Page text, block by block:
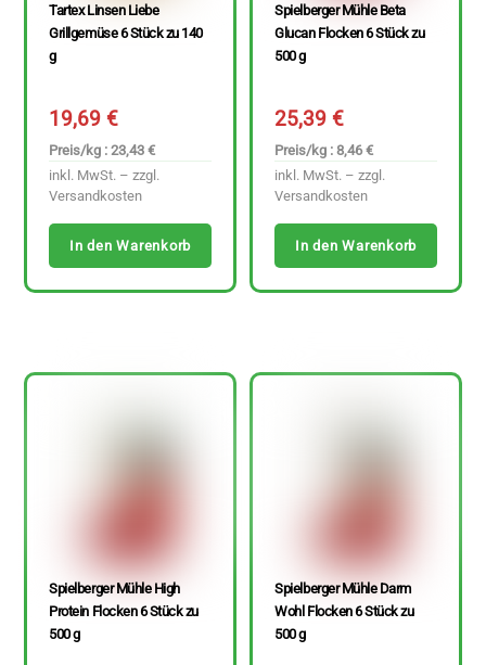
Tartex Linsen Liebe
Grillgemüse 6 Stück zu 140
g
19,69€
Preis/kg : 23,43 €
inkl. MwSt. – zzgl.
Versandkosten
In den Warenkorb
Spielberger Mühle Beta
Glucan Flocken 6 Stück zu
500 g
25,39€
Preis/kg : 8,46 €
inkl. MwSt. – zzgl.
Versandkosten
In den Warenkorb
Spielberger Mühle High
Protein Flocken 6 Stück zu
500 g
Spielberger Mühle Darm
Wohl Flocken 6 Stück zu
500 g